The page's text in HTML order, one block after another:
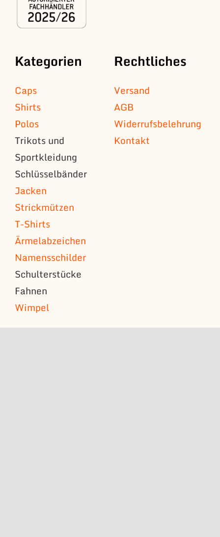
Kategorien
Caps
Shirts
Polos
Trikots und
Sportkleidung
Schlüsselbänder
Jacken
Strickmützen
T-Shirts
Ärmelabzeichen
Namensschilder
Schulterstücke
Fahnen
Wimpel
Rechtliches
Versand
AGB
Widerrufsbelehrung
Kontakt